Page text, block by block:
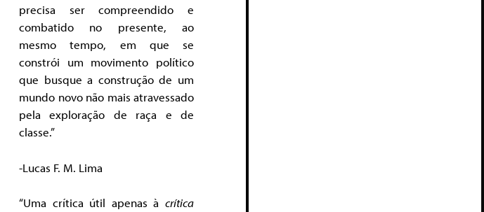
precisa ser compreendido e
combatido no presente, ao
mesmo tempo, em que se
constrói um movimento político
que busque a construção de um
mundo novo não mais atravessado
pela exploração de raça e de
classe.”
-Lucas F. M. Lima
“Uma crítica útil apenas à crítica